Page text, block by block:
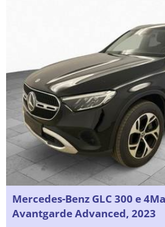
Mercedes-Benz GLC 300 e
Avantgarde Advanced, 2023